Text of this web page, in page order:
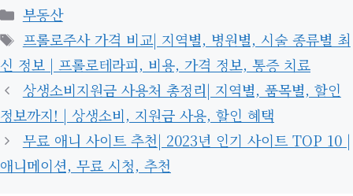
카
테
고
리
부동산
태
그
프롤로주사 가격 비교| 지역별, 병원별, 시술 종류별 최
신 정보 | 프롤로테라피, 비용, 가격 정보, 통증 치료
상생소비지원금 사용처 총정리| 지역별, 품목별, 할인
정보까지! | 상생소비, 지원금 사용, 할인 혜택
무료 애니 사이트 추천| 2023년 인기 사이트 TOP 10 |
애니메이션, 무료 시청, 추천